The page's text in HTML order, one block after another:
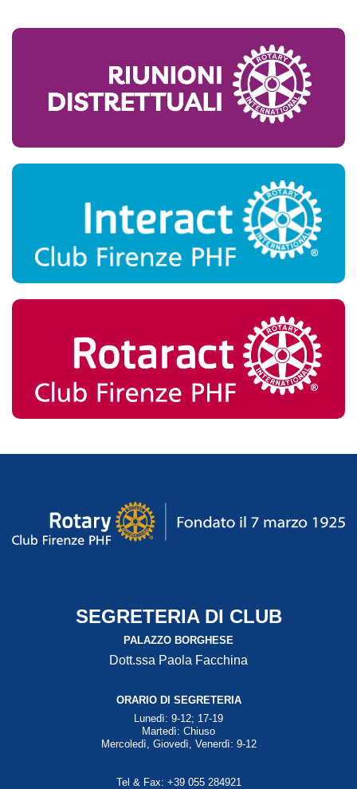
SEGRETERIA DI CLUB
PALAZZO BORGHESE
Dott.ssa Paola Facchina
ORARIO DI SEGRETERIA
Lunedì: 9-12; 17-19
Martedì: Chiuso
Mercoledì, Giovedì, Venerdì: 9-12
Tel & Fax: +39 055 284921